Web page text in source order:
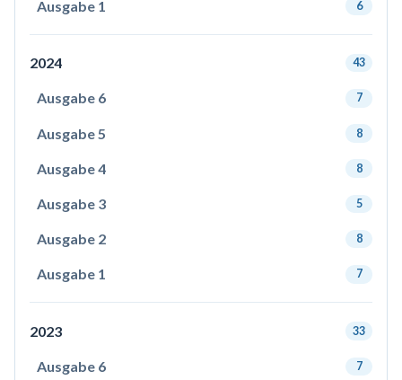
Ausgabe 1 6
2024 43
Ausgabe 6 7
Ausgabe 5 8
Ausgabe 4 8
Ausgabe 3 5
Ausgabe 2 8
Ausgabe 1 7
2023 33
Ausgabe 6 7